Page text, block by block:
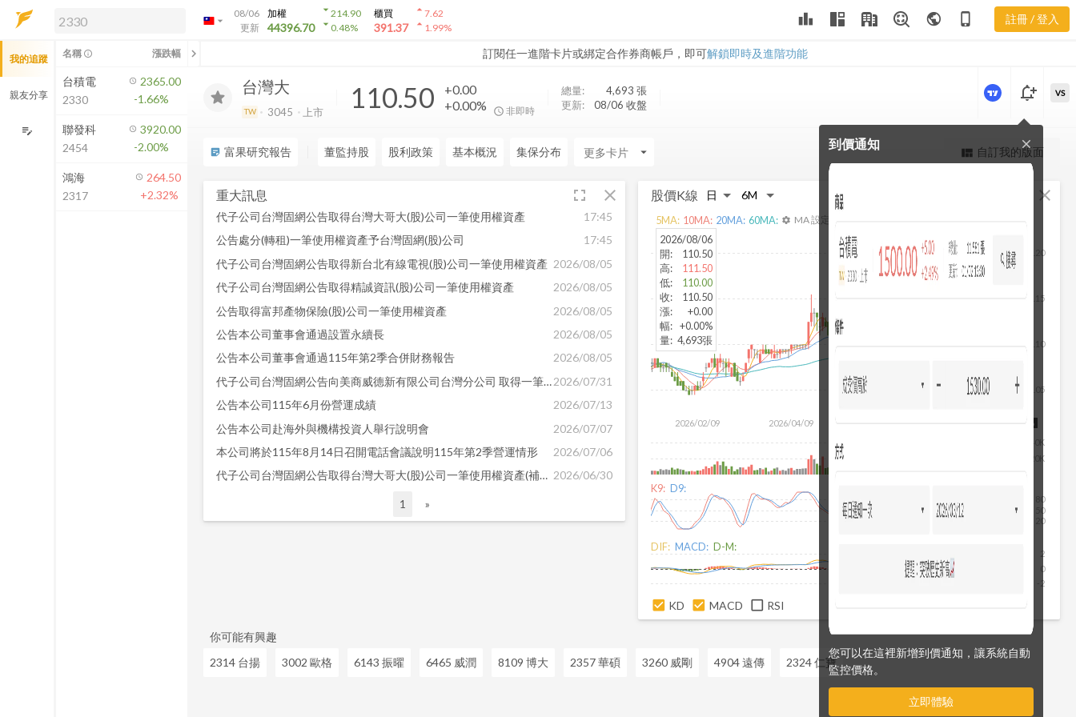
arrow_drop_down
08/06
更新
加權
44396.70
arrow_drop_down214.90
arrow_drop_down0.48%
櫃買
391.37
arrow_drop_up7.62
arrow_drop_up1.99% leaderboard public phone_iphone 註冊 / 登入
訂閱任一進階卡片或綁定合作券商帳戶，即可解鎖即時及進階功能
解鎖即時行情及進階功能
方案」，即可解鎖以下功能：
即時行情
即時市況與排行
成交金額熱力圖
前往方案訂閱
如何綁定合作券商
息
台灣大
TW 3045 上市 110.50
+0.00
+0.00%
非即時
總量: 4,693 張
更新:
08/06 收盤
更強大的進階價量圖表
notification_add
到價通知
您可以在這裡新增到價通知，讓系統自動
監控價格。
立即體驗
close
VS
sticky_note_2 富果研究報告 董監持股 股利政策 基本概況 集保分布 arrow_drop_down view_quilt 自訂我的版面
重大訊息 fullscreen close
代子公司台灣固網公告取得台灣大哥大(股)公司一筆使用權資產
17:45
公告處分(轉租)一筆使用權資產予台灣固網(股)公司
17:45
代子公司台灣固網公告取得新台北有線電視(股)公司一筆使用權資產 2026/08/05
代子公司台灣固網公告取得精誠資訊(股)公司一筆使用權資產
2026/08/05
公告取得富邦產物保險(股)公司一筆使用權資產
2026/08/05
公告本公司董事會通過設置永續長
2026/08/05
公告本公司董事會通過115年第2季合併財務報告
2026/08/05
代子公司台灣固網公告向美商威德新有限公司台灣分公司 取得一筆使用權資產(補充公告更新使用權資產金額)2026/07/31
公告本公司115年6月份營運成績
2026/07/13
公告本公司赴海外與機構投資人舉行說明會
2026/07/07
本公司將於115年8月14日召開電話會議說明115年第2季營運情形
2026/07/06
代子公司台灣固網公告取得台灣大哥大(股)公司一筆使用權資產(補充公告取消租賃案) 2026/06/30
1 »
arrow_back
發佈時間:-
股價K線 close
2026/02/09 2026/04/09
105
110
115
120
2026/08/06
20K
40K
2026/08/06
開:
110.50
高:
111.50
低:
110.00
收:
110.50
漲:
+0.00
幅: +0.00%
量: 4,693張
5MA: 10MA: 20MA: 60MA: settings MA 設定
K9: D9:
20
50
80
DIF: MACD: D-M:
-2
0
2
KD MACD RSI
你可能有興趣
2314 台揚
3002 歐格 6143 振曜 6465 威潤 8109 博大 2357 華碩 3260 威剛 4904 遠傳 2324 仁寶
我的追蹤
親友分享
edit_note
名稱 info_outline 漲跌幅 chevron_left
台積電
2330
2365.00
-1.66%
聯發科
2454
3920.00
-2.00%
鴻海
2317
264.50
+2.32%